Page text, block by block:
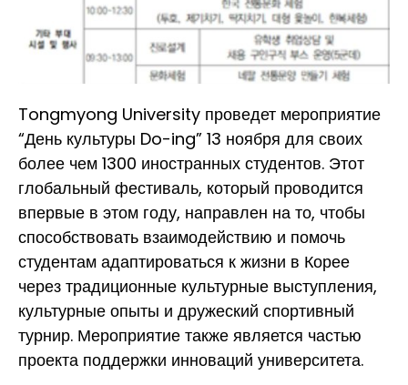
Tongmyong University проведет мероприятие
“День культуры Do-ing” 13 ноября для своих
более чем 1300 иностранных студентов. Этот
глобальный фестиваль, который проводится
впервые в этом году, направлен на то, чтобы
способствовать взаимодействию и помочь
студентам адаптироваться к жизни в Корее
через традиционные культурные выступления,
культурные опыты и дружеский спортивный
турнир. Мероприятие также является частью
проекта поддержки инноваций университета.